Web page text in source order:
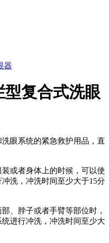
型复合式洗眼
眼系统的紧急救护用品，直
或者身体上的时候，可以使
洗，冲洗时间至少大于15分
、脖子或者手臂等部位时，
进行冲洗，冲洗时间至少大